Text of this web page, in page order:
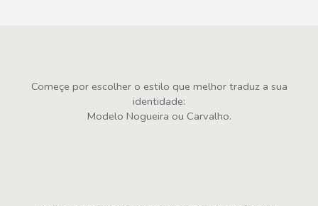
Começe por escolher o estilo que melhor traduz a sua
identidade:
Modelo Nogueira ou Carvalho.